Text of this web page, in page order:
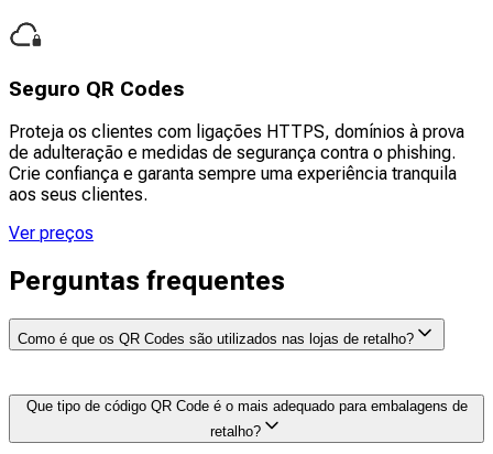
Seguro QR Codes
Proteja os clientes com ligações HTTPS, domínios à prova
de adulteração e medidas de segurança contra o phishing.
Crie confiança e garanta sempre uma experiência tranquila
aos seus clientes.
Ver preços
Perguntas frequentes
Como é que os QR Codes são utilizados nas lojas de retalho?
QR Codes Nas lojas de retalho, são utilizados para
proporcionar aos clientes acesso rápido a tudo o que
precisam, desde a fase pré-compra até ao pagamento.
Que tipo de código QR Code é o mais adequado para embalagens de
retalho?